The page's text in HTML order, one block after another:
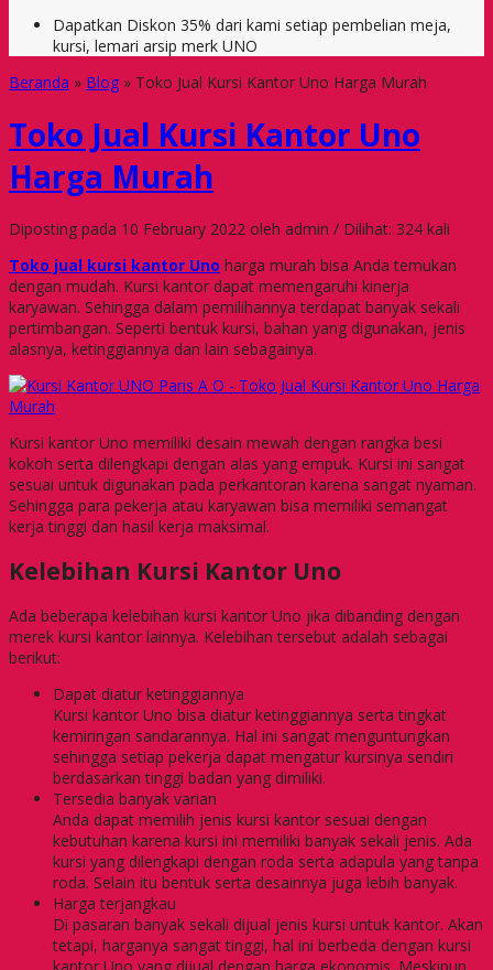
Dapatkan Diskon 35% dari kami setiap pembelian meja,
kursi, lemari arsip merk UNO
Beranda » Blog » Toko Jual Kursi Kantor Uno Harga Murah
Toko Jual Kursi Kantor Uno
Harga Murah
Diposting pada 10 February 2022 oleh admin / Dilihat: 324 kali
Toko jual kursi kantor Uno harga murah bisa Anda temukan
dengan mudah. Kursi kantor dapat memengaruhi kinerja
karyawan. Sehingga dalam pemilihannya terdapat banyak sekali
pertimbangan. Seperti bentuk kursi, bahan yang digunakan, jenis
alasnya, ketinggiannya dan lain sebagainya.
Kursi kantor Uno memiliki desain mewah dengan rangka besi
kokoh serta dilengkapi dengan alas yang empuk. Kursi ini sangat
sesuai untuk digunakan pada perkantoran karena sangat nyaman.
Sehingga para pekerja atau karyawan bisa memiliki semangat
kerja tinggi dan hasil kerja maksimal.
Kelebihan Kursi Kantor Uno
Ada beberapa kelebihan kursi kantor Uno jika dibanding dengan
merek kursi kantor lainnya. Kelebihan tersebut adalah sebagai
berikut:
Dapat diatur ketinggiannya
Kursi kantor Uno bisa diatur ketinggiannya serta tingkat
kemiringan sandarannya. Hal ini sangat menguntungkan
sehingga setiap pekerja dapat mengatur kursinya sendiri
berdasarkan tinggi badan yang dimiliki.
Tersedia banyak varian
Anda dapat memilih jenis kursi kantor sesuai dengan
kebutuhan karena kursi ini memiliki banyak sekali jenis. Ada
kursi yang dilengkapi dengan roda serta adapula yang tanpa
roda. Selain itu bentuk serta desainnya juga lebih banyak.
Harga terjangkau
Di pasaran banyak sekali dijual jenis kursi untuk kantor. Akan
tetapi, harganya sangat tinggi, hal ini berbeda dengan kursi